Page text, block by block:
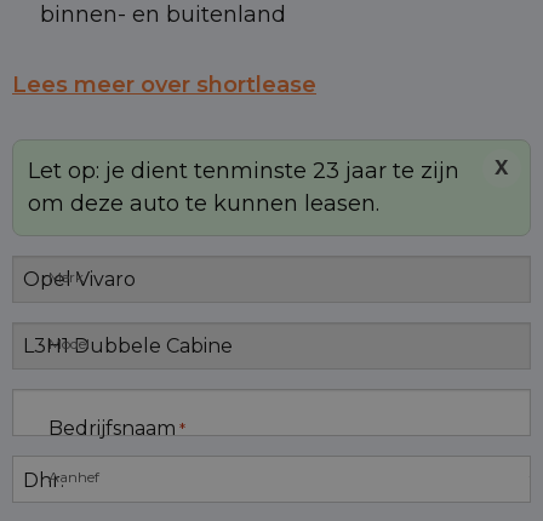
binnen- en buitenland
Lees meer over shortlease
Let op: je dient tenminste 23 jaar te zijn
om deze auto te kunnen leasen.
X
Merk
Model
Bedrijfsnaam *
Aanhef